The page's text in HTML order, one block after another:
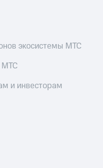
экосистемы МТС
МТС
и инвесторам